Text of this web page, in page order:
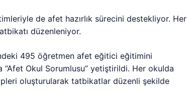
de afet hazırlık sürecini destekliyor. Her
düzenleniyor.
495 öğretmen afet eğitici eğitimini
“Afet Okul Sorumlusu” yetiştirildi. Her okulda
oluşturularak tatbikatlar düzenli şekilde